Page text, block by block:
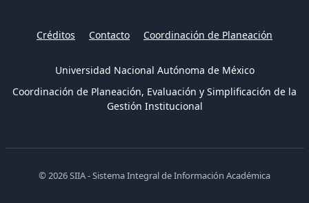
Créditos Contacto Coordinación de Planeación
Universidad Nacional Autónoma de México
Coordinación de Planeación, Evaluación y Simplificación de la
Gestión Institucional
© 2026 SIIA - Sistema Integral de Información Académica